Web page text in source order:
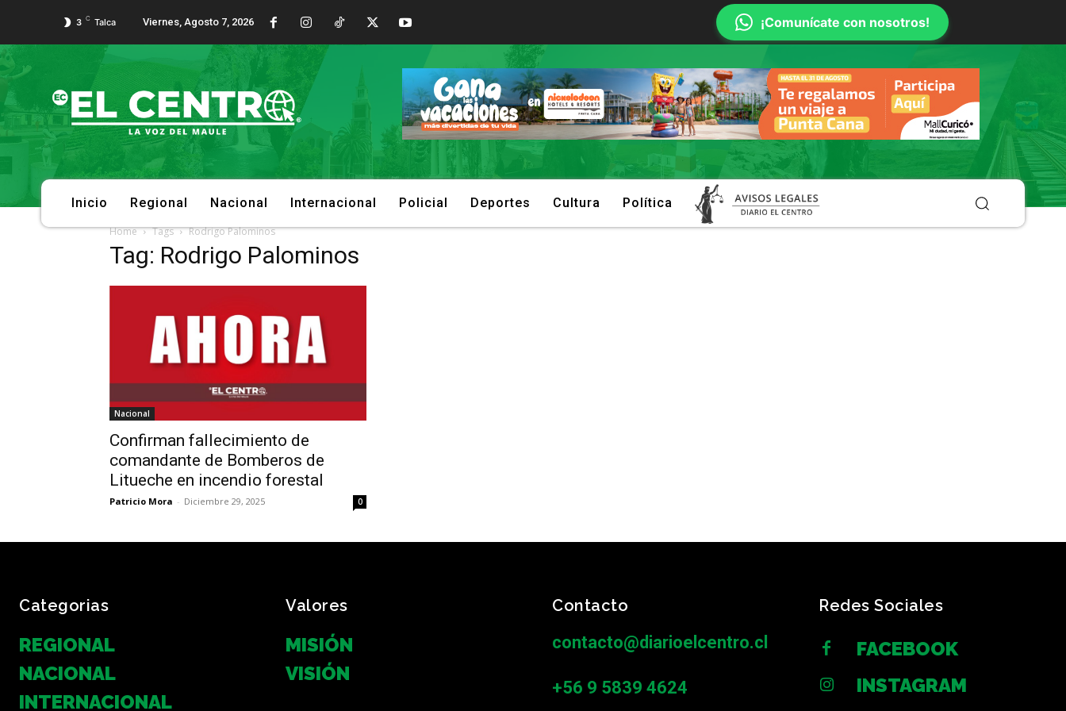
3 C Talca Viernes, Agosto 7, 2026 ¡Comunícate con nosotros!
Inicio Regional Nacional Internacional Policial Deportes Cultura Política
Home Tags Rodrigo Palominos
Tag: Rodrigo Palominos
Nacional
Confirman fallecimiento de
comandante de Bomberos de
Litueche en incendio forestal
Patricio Mora - Diciembre 29, 2025 0
Categorias
REGIONAL
NACIONAL
INTERNACIONAL
Valores
MISIÓN
VISIÓN
Contacto
contacto@diarioelcentro.cl
+56 9 5839 4624
Redes Sociales
FACEBOOK
INSTAGRAM